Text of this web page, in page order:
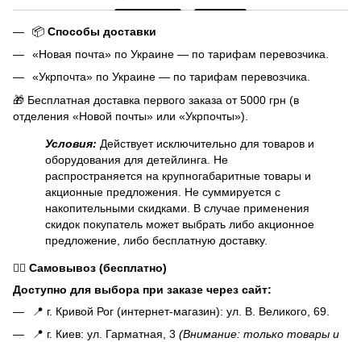
📦 Способы доставки
«Новая почта» по Украине — по тарифам перевозчика.
«Укрпочта» по Украине — по тарифам перевозчика.
🎁 Бесплатная доставка первого заказа от 5000 грн (в
отделения «Новой почты» или «Укрпочты»).
Условия: Действует исключительно для товаров и
оборудования для детейлинга. Не
распространяется на крупногабаритные товары и
акционные предложения. Не суммируется с
накопительными скидками. В случае применения
скидок покупатель может выбрать либо акционное
предложение, либо бесплатную доставку.
🏃‍♂️ Самовывоз (бесплатно)
Доступно для выбора при заказе через сайт:
📍 г. Кривой Рог (интернет-магазин): ул. В. Великого, 69.
📍 г. Киев: ул. Гарматная, 3 (Внимание: только товары и